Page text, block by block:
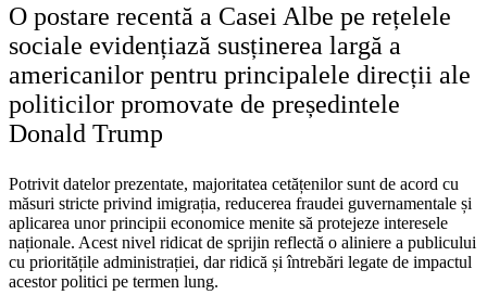
O postare recentă a Casei Albe pe rețelele
sociale evidențiază susținerea largă a
americanilor pentru principalele direcții ale
politicilor promovate de președintele
Donald Trump
Potrivit datelor prezentate, majoritatea cetățenilor sunt de acord cu
măsuri stricte privind imigrația, reducerea fraudei guvernamentale și
aplicarea unor principii economice menite să protejeze interesele
naționale. Acest nivel ridicat de sprijin reflectă o aliniere a publicului
cu prioritățile administrației, dar ridică și întrebări legate de impactul
acestor politici pe termen lung.